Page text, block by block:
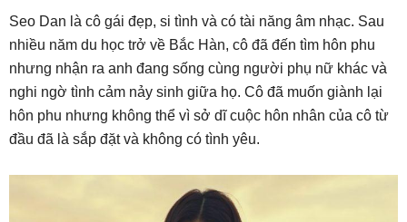
Seo Dan là cô gái đẹp, si tình và có tài năng âm nhạc. Sau
nhiều năm du học trở về Bắc Hàn, cô đã đến tìm hôn phu
nhưng nhận ra anh đang sống cùng người phụ nữ khác và
nghi ngờ tình cảm nảy sinh giữa họ. Cô đã muốn giành lại
hôn phu nhưng không thể vì sở dĩ cuộc hôn nhân của cô từ
đầu đã là sắp đặt và không có tình yêu.